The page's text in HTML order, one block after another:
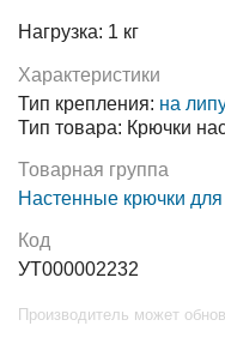
Нагрузка: 1 кг
Характеристики
Тип крепления: на
Тип товара: Крючки
Товарная группа
Настенные крючки
Код
УТ000002232
Производитель может